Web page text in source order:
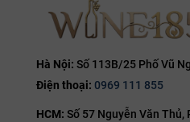
Hà Nội: Số 113B/25 Phố Vũ
Điện thoại: 0969 111 855
HCM: Số 57 Nguyễn Văn Thủ,